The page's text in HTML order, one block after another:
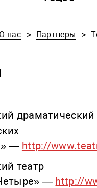
О нас Партнеры
драматический
— http://
театр
— http://